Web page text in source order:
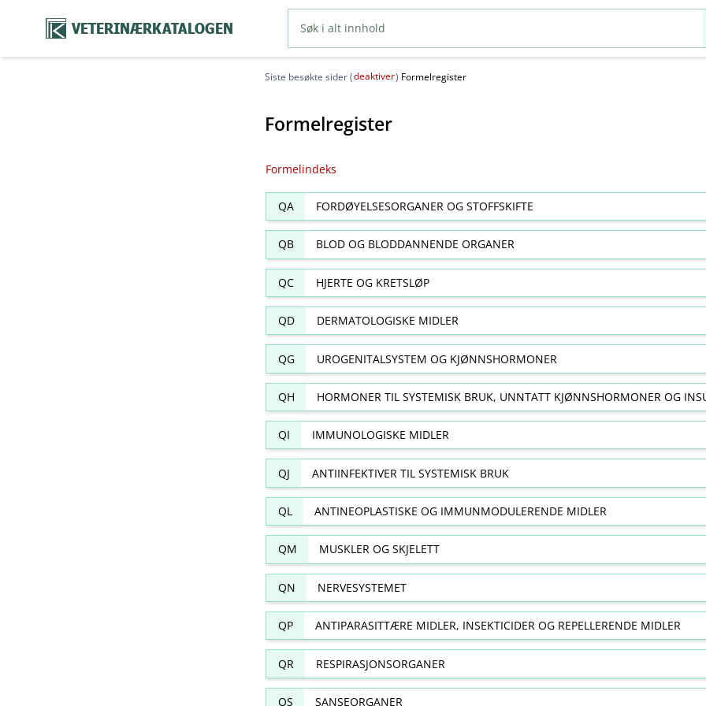
VETERINÆRKATALOGEN
Siste besøkte sider (deaktiver) Formelregister
Formelregister
Formelindeks
QA FORDØYELSESORGANER OG STOFFSKIFTE
QB BLOD OG BLODDANNENDE ORGANER
QC HJERTE OG KRETSLØP
QD DERMATOLOGISKE MIDLER
QG UROGENITALSYSTEM OG KJØNNSHORMONER
QH HORMONER TIL SYSTEMISK BRUK, UNNTATT KJØNNSHORMONER OG
QI IMMUNOLOGISKE MIDLER
QJ ANTIINFEKTIVER TIL SYSTEMISK BRUK
QL ANTINEOPLASTISKE OG IMMUNMODULERENDE MIDLER
QM MUSKLER OG SKJELETT
QN NERVESYSTEMET
QP ANTIPARASITTÆRE MIDLER, INSEKTICIDER OG REPELLERENDE MIDLER
QR RESPIRASJONSORGANER
QS SANSEORGANER